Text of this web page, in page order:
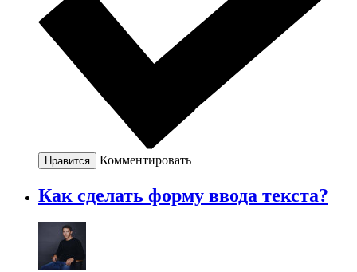
Нравится Комментировать
Как сделать форму ввода текста?